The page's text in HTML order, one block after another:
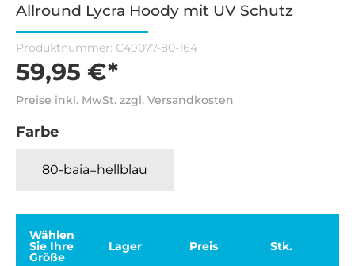
Allround Lycra Hoody mit UV Schutz
Produktnummer: C49077-80-164
59,95 €*
Preise inkl. MwSt. zzgl. Versandkosten
Farbe
80-baia=hellblau
Wählen
Sie Ihre
Größe
Lager Preis Stk.